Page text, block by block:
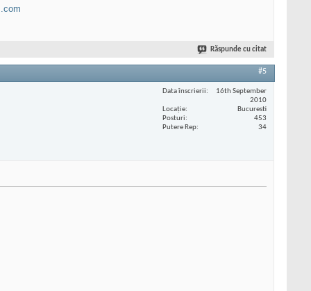
Răspunde cu citat
#5
Data înscrierii
16th September
2010
Locaţie
Bucuresti
Posturi
453
Putere Rep
34